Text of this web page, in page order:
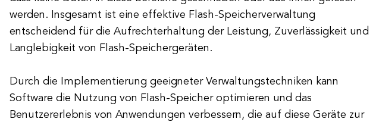
werden. Insgesamt ist eine effektive Flash-Speicherverwaltung
entscheidend für die Aufrechterhaltung der Leistung, Zuverlässigkeit und
Langlebigkeit von Flash-Speichergeräten.
Durch die Implementierung geeigneter Verwaltungstechniken kann
Software die Nutzung von Flash-Speicher optimieren und das
Benutzererlebnis von Anwendungen verbessern, die auf diese Geräte zur